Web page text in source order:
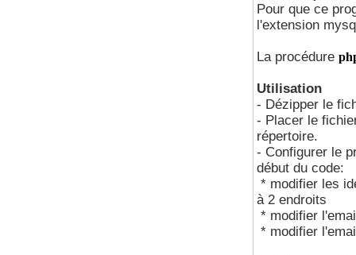
Pour que ce
l'extension
La procédure
Utilisation
- Dézipper le
- Placer le
répertoire.
- Configurer le
début du code:
* modifier les
à 2 endroits
* modifier
* modifier